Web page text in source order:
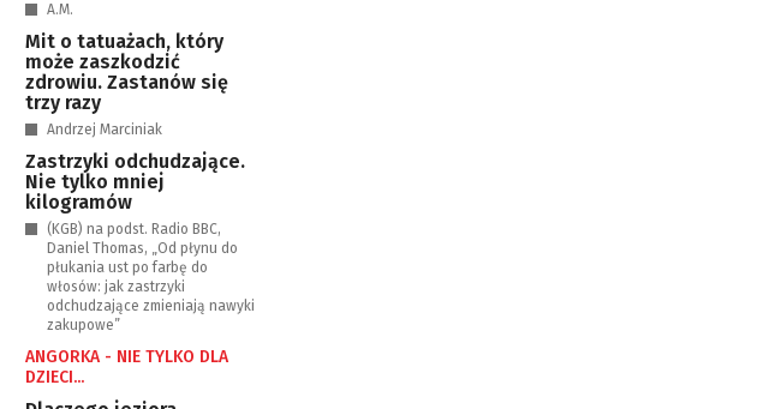
A.M.
Mit o tatuażach, który
może zaszkodzić
zdrowiu. Zastanów się
trzy razy
Andrzej Marciniak
Zastrzyki odchudzające.
Nie tylko mniej
kilogramów
(KGB) na podst. Radio BBC,
Daniel Thomas, „Od płynu do
płukania ust po farbę do
włosów: jak zastrzyki
odchudzające zmieniają nawyki
zakupowe”
ANGORKA - NIE TYLKO DLA
DZIECI...